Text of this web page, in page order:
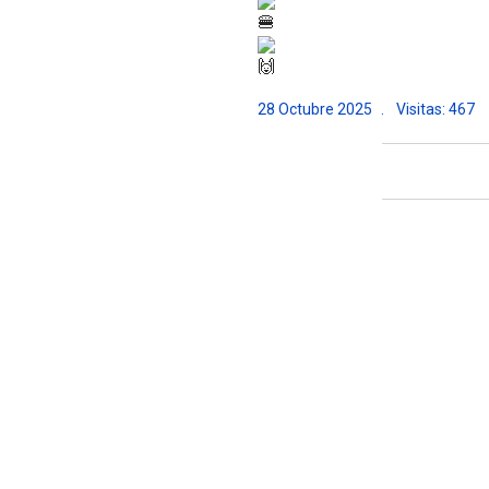
28 Octubre 2025 Visitas: 467